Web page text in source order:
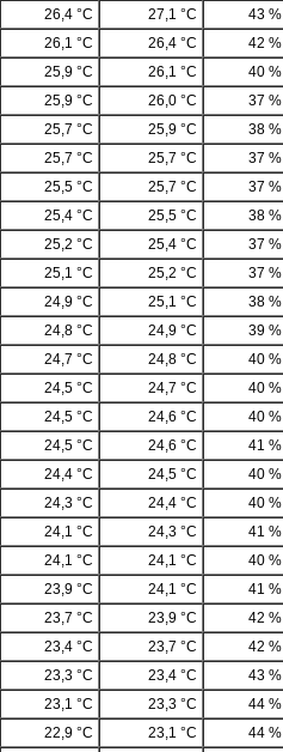
26,4 °C 27,1 °C
43 %
26,1 °C 26,4 °C
42 %
25,9 °C 26,1 °C
40 %
25,9 °C 26,0 °C
37 %
25,7 °C 25,9 °C
38 %
25,7 °C 25,7 °C
37 %
25,5 °C 25,7 °C
37 %
25,4 °C 25,5 °C
38 %
25,2 °C 25,4 °C
37 %
25,1 °C 25,2 °C
37 %
24,9 °C 25,1 °C
38 %
24,8 °C 24,9 °C
39 %
24,7 °C 24,8 °C
40 %
24,5 °C 24,7 °C
40 %
24,5 °C 24,6 °C
40 %
24,5 °C 24,6 °C
41 %
24,4 °C 24,5 °C
40 %
24,3 °C 24,4 °C
40 %
24,1 °C 24,3 °C
41 %
24,1 °C 24,1 °C
40 %
23,9 °C 24,1 °C
41 %
23,7 °C 23,9 °C
42 %
23,4 °C 23,7 °C
42 %
23,3 °C 23,4 °C
43 %
23,1 °C 23,3 °C
44 %
22,9 °C 23,1 °C
44 %